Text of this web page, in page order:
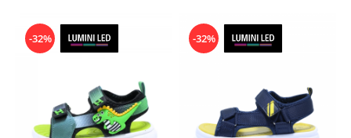
-32% -32%